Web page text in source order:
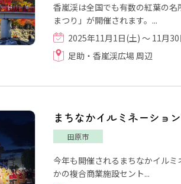
香嵐渓は全国でも有数の紅葉の
まつり」が開催されます。...
2025年11月1日(土) ～ 11月
足助・香嵐渓広場 周辺
まちなかイルミネーション
田原市
今年も開催されるまちなかイル
かの複合商業施設セント...